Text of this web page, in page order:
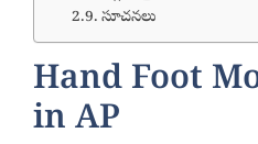
సూచనలు
Hand Foot
in AP